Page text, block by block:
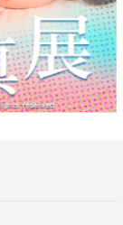
一起時空穿越
回航
有常識
姐》加以暗示
西去了哪裡